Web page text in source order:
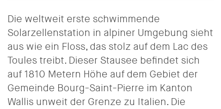
Die weltweit erste schwimmende
Solarzellenstation in alpiner Umgebung sieht
aus wie ein Floss, das stolz auf dem Lac des
Toules treibt. Dieser Stausee befindet sich
auf 1810 Metern Höhe auf dem Gebiet der
Gemeinde Bourg-Saint-Pierre im Kanton
Wallis unweit der Grenze zu Italien. Die